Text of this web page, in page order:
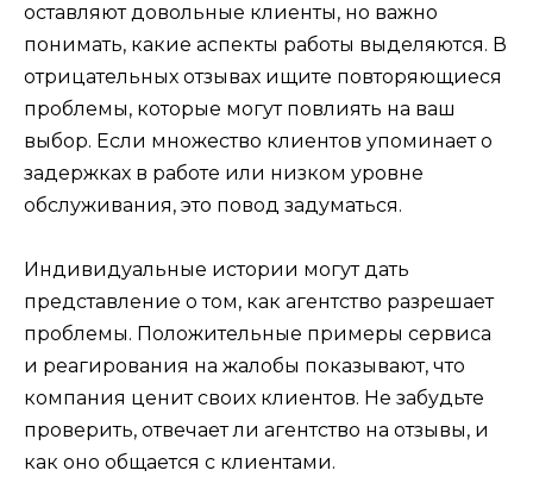
оставляют довольные клиенты, но важно
понимать, какие аспекты работы выделяются. В
отрицательных отзывах ищите повторяющиеся
проблемы, которые могут повлиять на ваш
выбор. Если множество клиентов упоминает о
задержках в работе или низком уровне
обслуживания, это повод задуматься.
Индивидуальные истории могут дать
представление о том, как агентство разрешает
проблемы. Положительные примеры сервиса
и реагирования на жалобы показывают, что
компания ценит своих клиентов. Не забудьте
проверить, отвечает ли агентство на отзывы, и
как оно общается с клиентами.